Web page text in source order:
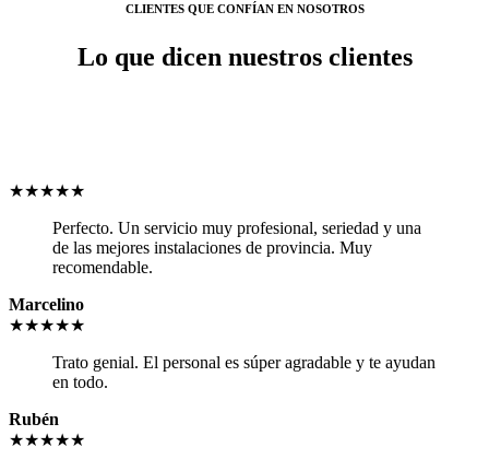
CLIENTES QUE CONFÍAN EN NOSOTROS
Lo que dicen nuestros clientes
★★★★★
Perfecto. Un servicio muy profesional, seriedad y una
de las mejores instalaciones de provincia. Muy
recomendable.
Marcelino
★★★★★
Trato genial. El personal es súper agradable y te ayudan
en todo.
Rubén
★★★★★